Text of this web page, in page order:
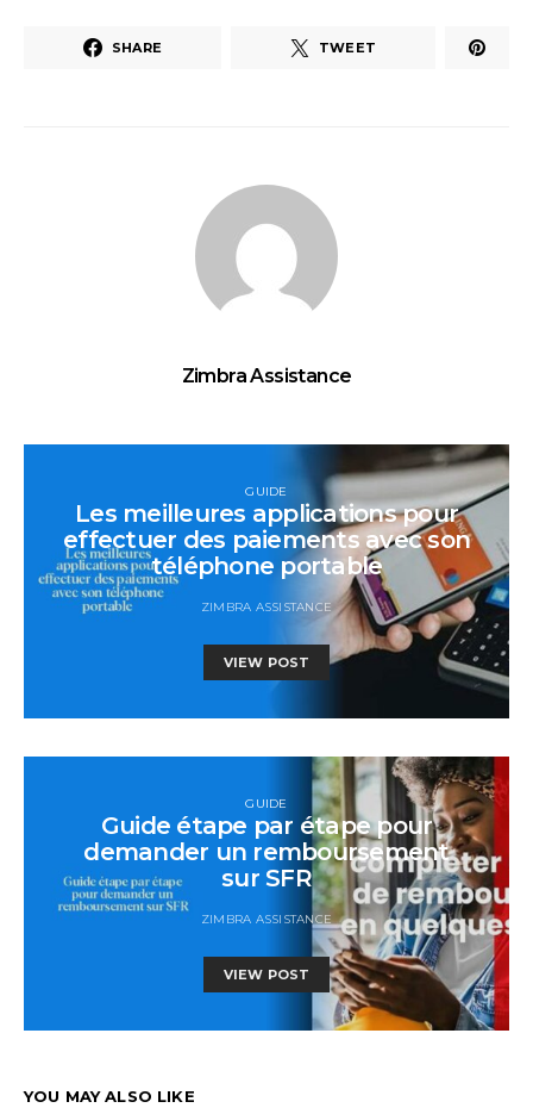
SHARE TWEET
Zimbra Assistance
GUIDE
Les meilleures applications pour
effectuer des paiements avec son
téléphone portable
ZIMBRA ASSISTANCE
VIEW POST
GUIDE
Guide étape par étape pour
demander un remboursement
sur SFR
ZIMBRA ASSISTANCE
VIEW POST
YOU MAY ALSO LIKE